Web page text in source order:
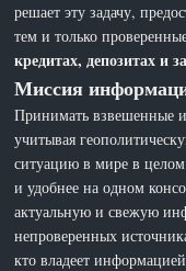
решает эту задачу,
тем и только
кредитах, депозитах и
Миссия
Принимать взвешенные
учитывая
ситуацию в мире в
и удобнее на одном
актуальную и свежую
непроверенных
кто владеет